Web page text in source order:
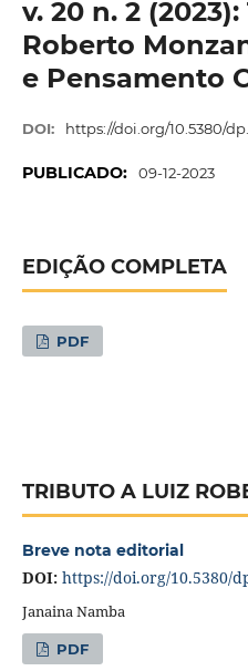
v. 20 n. 2
Roberto
e Pensamento
DOI: https://doi.org/10.5380/
PUBLICADO: 09-12-2023
EDIÇÃO COMPLETA
PDF
TRIBUTO A LUIZ
Breve nota editorial
DOI: https://doi.org/10.5380/
Janaina Namba
PDF